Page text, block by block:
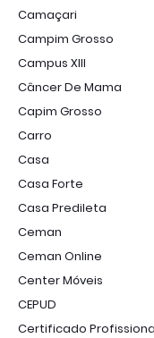
Camaçari
Campim Grosso
Campus XIII
Câncer De Mama
Capim Grosso
Carro
Casa
Casa Forte
Casa Predileta
Ceman
Ceman Online
Center Móveis
CEPUD
Certificado